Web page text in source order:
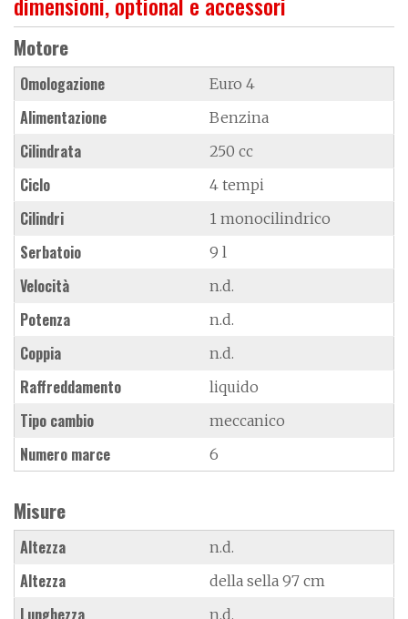
Motore
Omologazione Euro 4
Alimentazione Benzina
Cilindrata 250 cc
Ciclo 4 tempi
Cilindri 1 monocilindrico
Serbatoio 9 l
Velocità n.d.
Potenza n.d.
Coppia n.d.
Raffreddamento liquido
Tipo cambio meccanico
Numero marce 6
Misure
Altezza n.d.
Altezza della sella 97 cm
Lunghezza n.d.